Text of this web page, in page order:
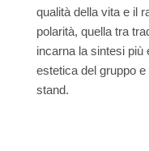
qualità della vita e il
polarità, quella tra
incarna la sintesi più
estetica del gruppo
stand.